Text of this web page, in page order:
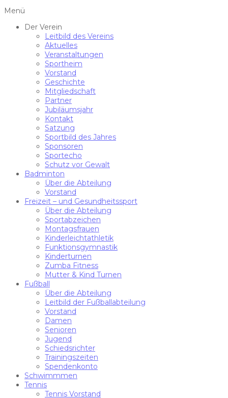
Menü
Der Verein
Leitbild des Vereins
Aktuelles
Veranstaltungen
Sportheim
Vorstand
Geschichte
Mitgliedschaft
Partner
Jubiläumsjahr
Kontakt
Satzung
Sportbild des Jahres
Sponsoren
Sportecho
Schutz vor Gewalt
Badminton
Über die Abteilung
Vorstand
Freizeit – und Gesundheitssport
Über die Abteilung
Sportabzeichen
Montagsfrauen
Kinderleichtathletik
Funktionsgymnastik
Kinderturnen
Zumba Fitness
Mutter & Kind Turnen
Fußball
Über die Abteilung
Leitbild der Fußballabteilung
Vorstand
Damen
Senioren
Jugend
Schiedsrichter
Trainingszeiten
Spendenkonto
Schwimmmen
Tennis
Tennis Vorstand